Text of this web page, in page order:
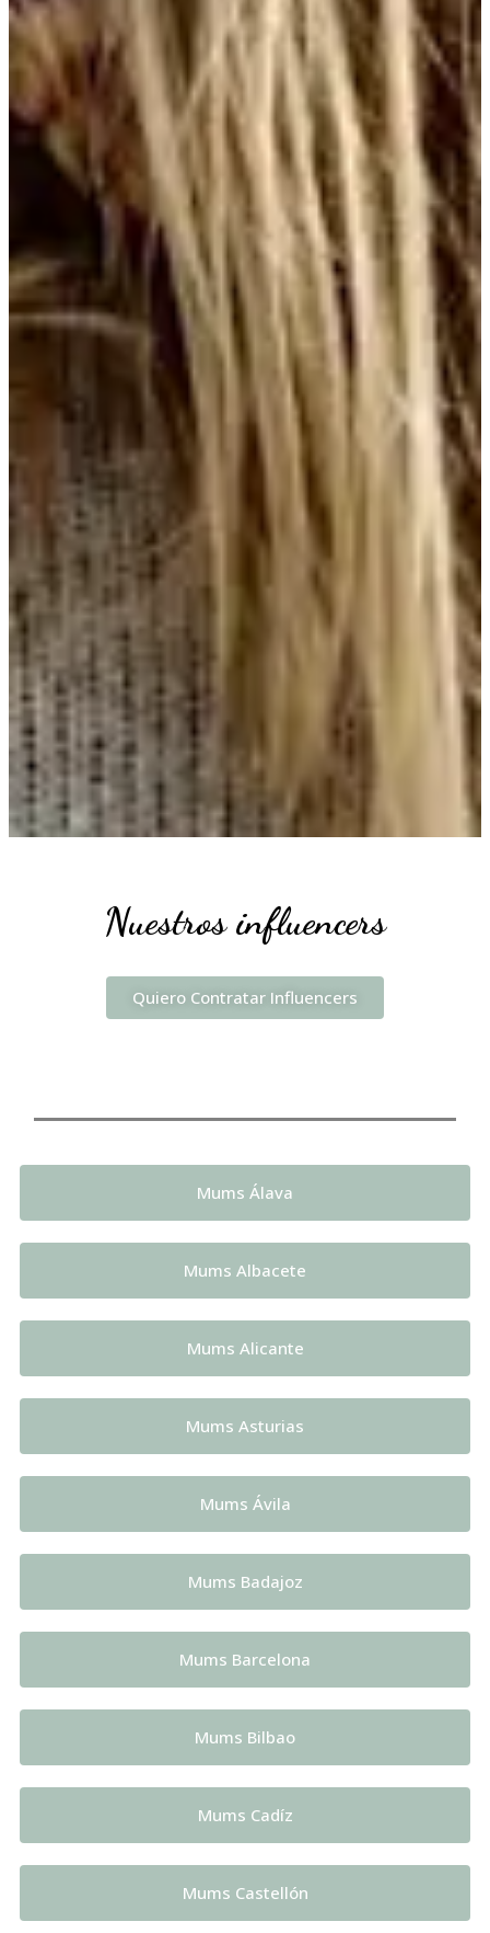
Nuestros influencers
Quiero Contratar Influencers
Mums Álava
Mums Albacete
Mums Alicante
Mums Asturias
Mums Ávila
Mums Badajoz
Mums Barcelona
Mums Bilbao
Mums Cadíz
Mums Castellón